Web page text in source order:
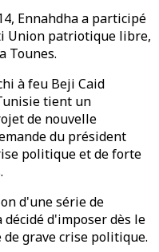
Ennahdha a participé
Union patriotique libre,
Tounes.
à feu Beji Caid
tient un
de nouvelle
du président
politique et de forte
d'une série de
décidé d'imposer dès le
grave crise politique.